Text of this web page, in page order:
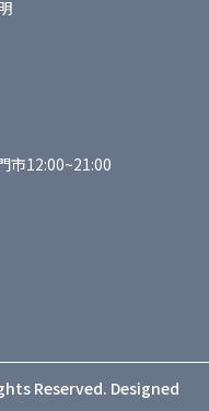
市12:00~21:00
Reserved. Designed